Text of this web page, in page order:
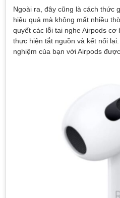
Ngoài ra, đây cũng là cách thức
hiệu quả mà không mất nhiều
quyết các lỗi tai nghe Airpods cơ
thực hiện tắt nguồn và kết nối
nghiệm của bạn với Airpods